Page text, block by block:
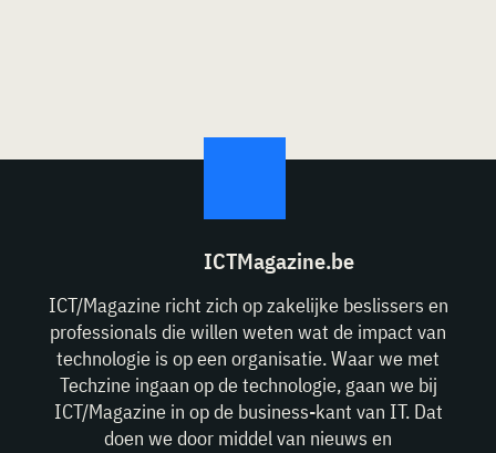
ICTMagazine.be
ICT/Magazine richt zich op zakelijke beslissers en
professionals die willen weten wat de impact van
technologie is op een organisatie. Waar we met
Techzine ingaan op de technologie, gaan we bij
ICT/Magazine in op de business-kant van IT. Dat
doen we door middel van nieuws en